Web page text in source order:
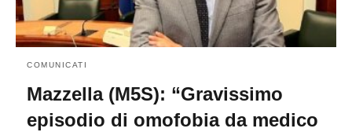
COMUNICATI
Mazzella (M5S): “Gravissimo
episodio di omofobia da medico